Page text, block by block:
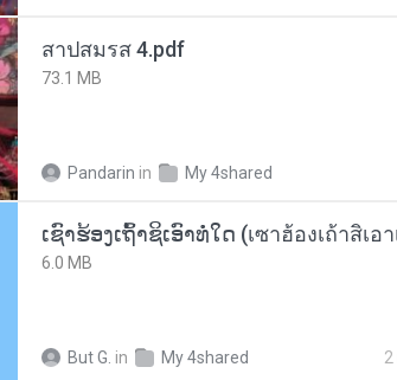
สาปสมรส 4.pdf
73.1 MB
Pandarin in My 4shared
6.0 MB
But G. in My 4shared